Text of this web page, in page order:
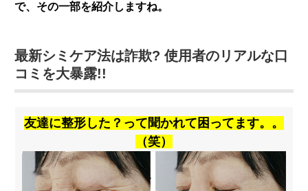
で、その一部を紹介しますね。
最新シミケア法は詐欺? 使用者のリアルな口
コミを大暴露!!
友達に整形した？って聞かれて困ってます。。
（笑）